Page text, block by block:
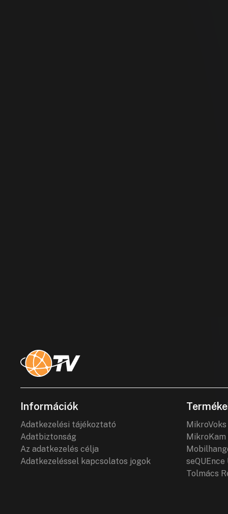
Információk
Adatkezelési tájékoztató
Adatbiztonság
Az adatkezelés célja
Adatkezeléssel kapcsolatos jogok
MikroVoks
MikroKam
Tolmács